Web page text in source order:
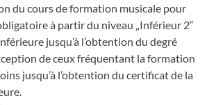
du cours de formation musicale pour
à partir du niveau „Inférieur 2“
jusqu’à l’obtention du degré
de ceux fréquentant la formation
jusqu’à l’obtention du certificat de la